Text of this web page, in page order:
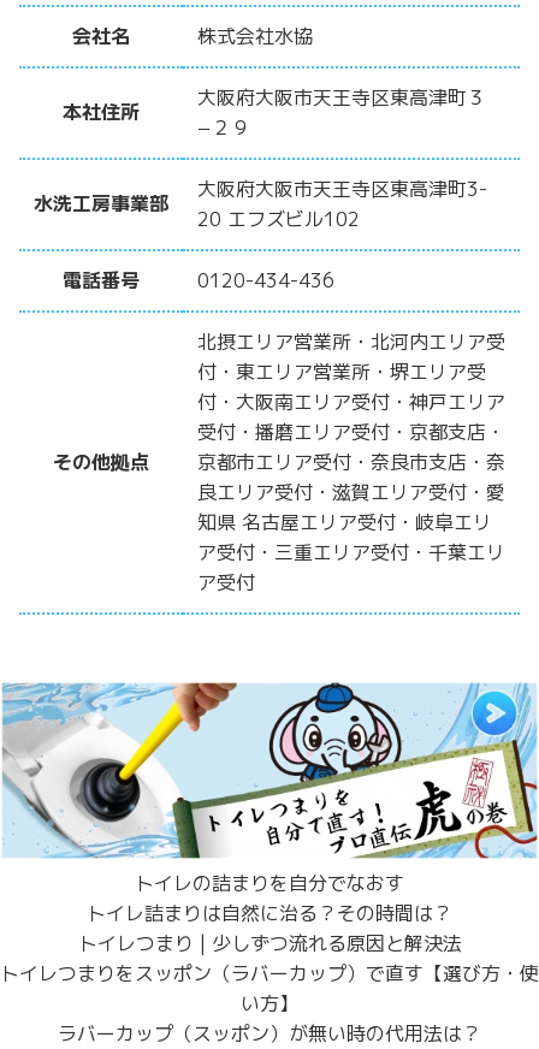
会社名 株式会社水協
本社住所
大阪府大阪市天王寺区東高津町３
−２９
水洗工房事業部
大阪府大阪市天王寺区東高津町3-
20 エフズビル102
電話番号 0120-434-436
その他拠点
北摂エリア営業所・北河内エリア受
付・東エリア営業所・堺エリア受
付・大阪南エリア受付・神戸エリア
受付・播磨エリア受付・京都支店・
京都市エリア受付・奈良市支店・奈
良エリア受付・滋賀エリア受付・愛
知県 名古屋エリア受付・岐阜エリ
ア受付・三重エリア受付・千葉エリ
ア受付
トイレの詰まりを自分でなおす
トイレ詰まりは自然に治る？その時間は？
トイレつまり | 少しずつ流れる原因と解決法
トイレつまりをスッポン（ラバーカップ）で直す【選び方・使
い方】
ラバーカップ（スッポン）が無い時の代用法は？